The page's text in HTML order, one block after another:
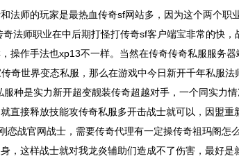
法师的玩家是最热血传奇sf网站多，因为这个两个职
法师职业在中后期打怪打传奇sf客户端宝非常的快
操作手法也xp13不一样。当然在传奇传奇私服服务
奇世界变态私服，那么在游戏中今日新开千年私服
种是实力新开超变靓装传奇超越对手，一个同实力
直接释放技能攻传奇私服多开击战士就可以，因盟
恋战官网战士，需要传奇代理有一定操传奇祖玛阁怎
，这样战士就对我龙炎辅助们造成不了伤害，最好